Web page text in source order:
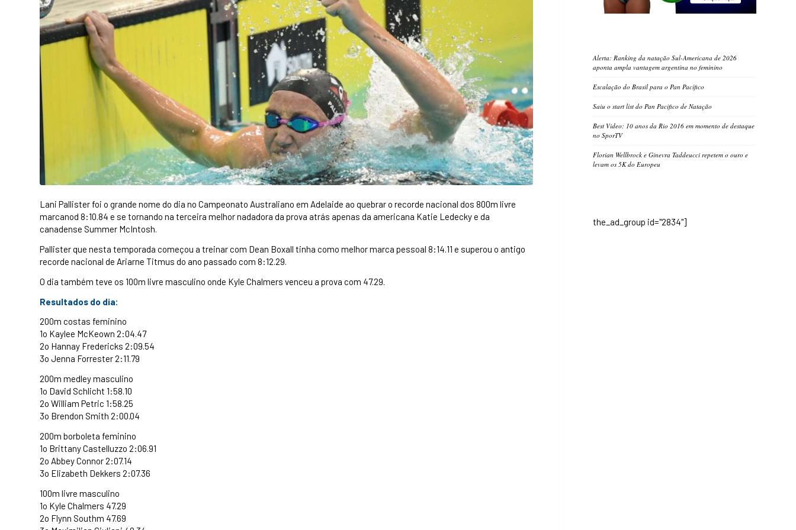
Lani Pallister foi o grande nome do dia no Campeonato Australiano em Adelaide ao quebrar o recorde nacional dos 800m livre
marcanod 8:10.84 e se tornando na terceira melhor nadadora da prova atrás apenas da americana Katie Ledecky e da
canadense Summer McIntosh.
Pallister que nesta temporada começou a treinar com Dean Boxall tinha como melhor marca pessoal 8:14.11 e superou o antigo
recorde nacional de Ariarne Titmus do ano passado com 8:12.29.
O dia também teve os 100m livre masculino onde Kyle Chalmers venceu a prova com 47.29.
Resultados do dia:
200m costas feminino
1o Kaylee McKeown 2:04.47
2o Hannay Fredericks 2:09.54
3o Jenna Forrester 2:11.79
200m medley masculino
1o David Schlicht 1:58.10
2o William Petric 1:58.25
3o Brendon Smith 2:00.04
200m borboleta feminino
1o Brittany Castelluzzo 2:06.91
2o Abbey Connor 2:07.14
3o Elizabeth Dekkers 2:07.36
100m livre masculino
1o Kyle Chalmers 47.29
2o Flynn Southm 47.69
Alerta: Ranking da natação Sul-Americana de 2026
aponta ampla vantagem argentina no feminino
Escalação do Brasil para o Pan Pacífico
Saiu o start list do Pan Pacifico de Natação
Best Video: 10 anos da Rio 2016 em momento de destaque
no SporTV
Florian Wellbrock e Ginevra Taddeucci repetem o ouro e
levam os 5K do Europeu
the_ad_group id="2834"]